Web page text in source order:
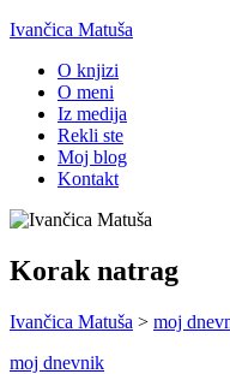
Ivančica Matuša
O knjizi
O meni
Iz medija
Rekli ste
Moj blog
Kontakt
Korak natrag
Ivančica Matuša > moj
moj dnevnik